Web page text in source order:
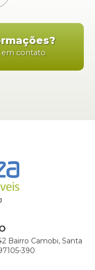
em contato
Bairro Camobi, Santa
390